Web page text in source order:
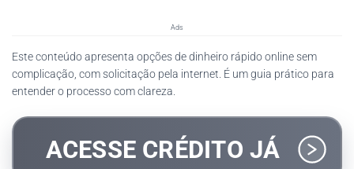
A
Ads
Este conteúdo apresenta opções de dinheiro rápido online sem
complicação, com solicitação pela internet. É um guia prático para
entender o processo com clareza.
ACESSE CRÉDITO JÁ